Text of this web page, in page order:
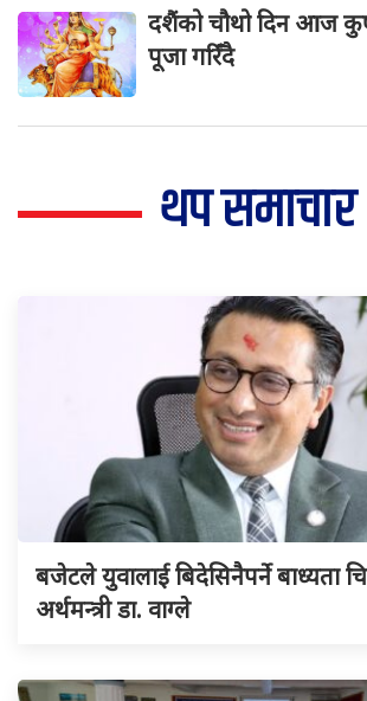
दशैंको चौथो दिन आज
पूजा गरिँदै
थप समाचार
बजेटले युवालाई बिदेसिनैपर्ने बाध्यता
अर्थमन्त्री डा. वाग्ले